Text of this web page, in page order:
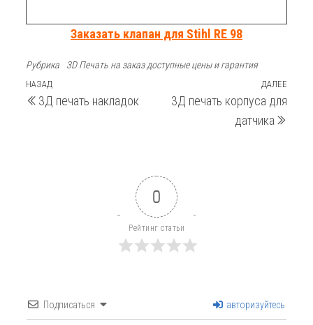
Заказать клапан для Stihl RE 98
Рубрика 3D Печать на заказ доступные цены и гарантия
Навигация
по
Предыдущая
запись
НАЗАД
3Д печать накладок
ДАЛЕЕ
3Д печать корпуса для
датчика
0
Рейтинг статьи
Подписаться авторизуйтесь